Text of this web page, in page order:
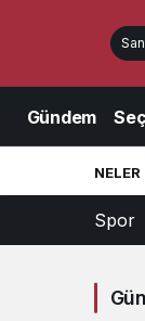
Modu
modunu seçin.
modunu seçin.
Gündem
Spor